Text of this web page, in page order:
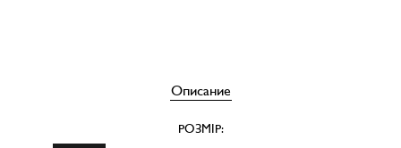
Описание
РОЗМІР: